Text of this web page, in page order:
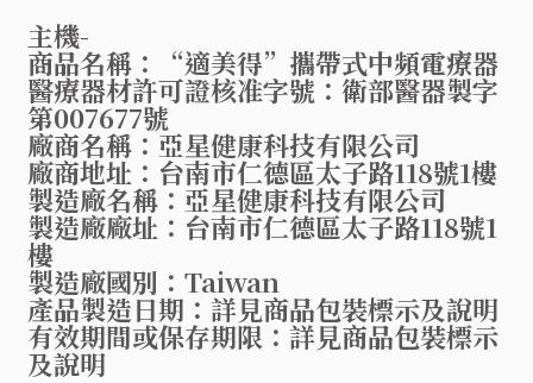
主機-
商品名稱：“適美得”攜帶式中頻電療器
醫療器材許可證核准字號：衛部醫器製字
第007677號
廠商名稱：亞星健康科技有限公司
廠商地址：台南市仁德區太子路118號1樓
製造廠名稱：亞星健康科技有限公司
製造廠廠址：台南市仁德區太子路118號1
樓
製造廠國別：Taiwan
產品製造日期：詳見商品包裝標示及說明
有效期間或保存期限：詳見商品包裝標示
及說明